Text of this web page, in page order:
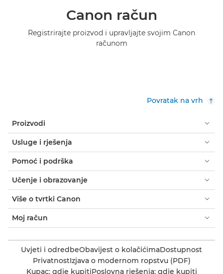
Canon račun
Registrirajte proizvod i upravljajte svojim Canon
računom
Povratak na vrh
Proizvodi
Usluge i rješenja
Pomoć i podrška
Učenje i obrazovanje
Više o tvrtki Canon
Moj račun
Uvjeti i odredbeObavijest o kolačićimaDostupnost
PrivatnostIzjava o modernom ropstvu (PDF)
Kupac: gdje kupitiPoslovna rješenja: gdje kupiti